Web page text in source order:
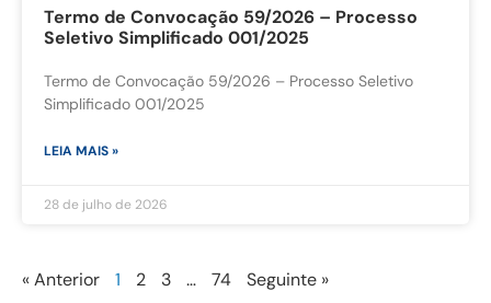
Termo de Convocação 59/2026 – Processo
Seletivo Simplificado 001/2025
Termo de Convocação 59/2026 – Processo Seletivo
Simplificado 001/2025
LEIA MAIS »
28 de julho de 2026
« Anterior 1 2 3 … 74 Seguinte »